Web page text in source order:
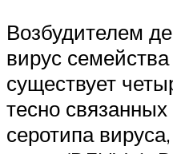
Возбудителем
вирус
существует
тесно
серотипа